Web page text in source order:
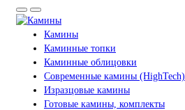
Камины
Каминные топки
Каминные облицовки
Современные камины (HighTech)
Изразцовые камины
Готовые камины, комплекты